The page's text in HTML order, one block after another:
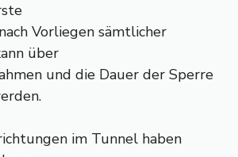
Vorliegen sämtlicher
über
und die Dauer der Sperre
im Tunnel haben